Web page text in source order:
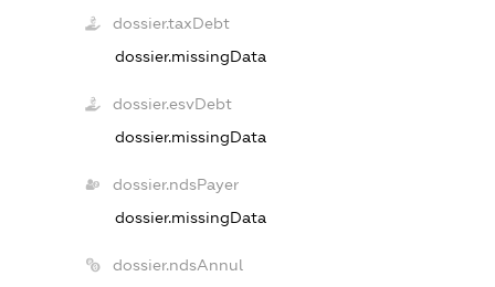
dossier.taxDebt
dossier.missingData
dossier.esvDebt
dossier.missingData
dossier.ndsPayer
dossier.missingData
dossier.ndsAnnul